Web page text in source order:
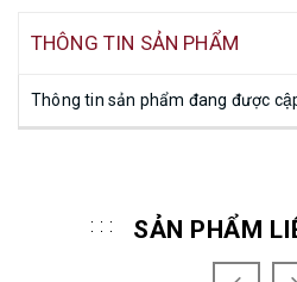
THÔNG TIN SẢN PHẨM
Thông tin sản phẩm đang được
SẢN PHẨM